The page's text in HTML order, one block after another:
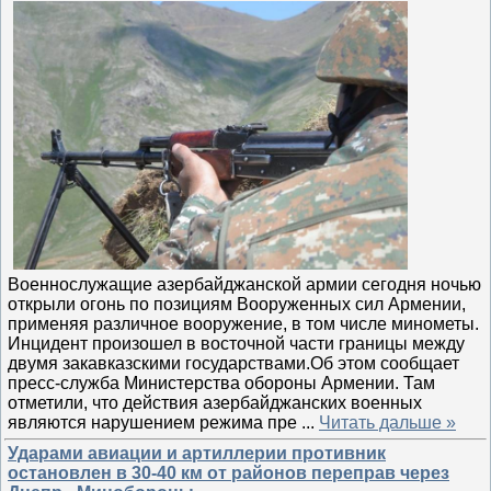
Военнослужащие азербайджанской армии сегодня ночью
открыли огонь по позициям Вооруженных сил Армении,
применяя различное вооружение, в том числе минометы.
Инцидент произошел в восточной части границы между
двумя закавказскими государствами.Об этом сообщает
пресс-служба Министерства обороны Армении. Там
отметили, что действия азербайджанских военных
являются нарушением режима пре ... Читать дальше »
Ударами авиации и артиллерии противник
остановлен в 30-40 км от районов переправ через